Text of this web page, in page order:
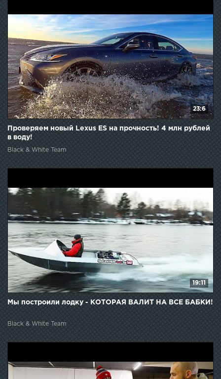
23:6
Проверяем новый Lexus ES на прочность! 4 млн рублей
в воду!
Black & White Team
19:11
Мы построили лодку - КОТОРАЯ ВАЛИТ НА ВСЕ БАБКИ!
Black & White Team